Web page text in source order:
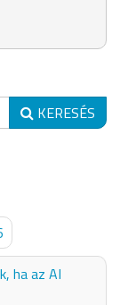
KERESÉS
ha az AI